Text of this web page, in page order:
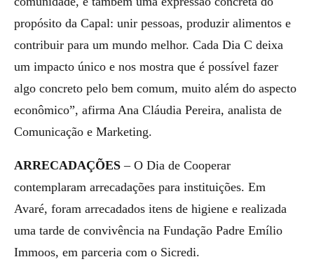
propósito da Capal: unir pessoas, produzir alimentos e
contribuir para um mundo melhor. Cada Dia C deixa
um impacto único e nos mostra que é possível fazer
algo concreto pelo bem comum, muito além do aspecto
econômico”, afirma Ana Cláudia Pereira, analista de
Comunicação e Marketing.
ARRECADAÇÕES – O Dia de Cooperar
contemplaram arrecadações para instituições. Em
Avaré, foram arrecadados itens de higiene e realizada
uma tarde de convivência na Fundação Padre Emílio
Immoos, em parceria com o Sicredi.